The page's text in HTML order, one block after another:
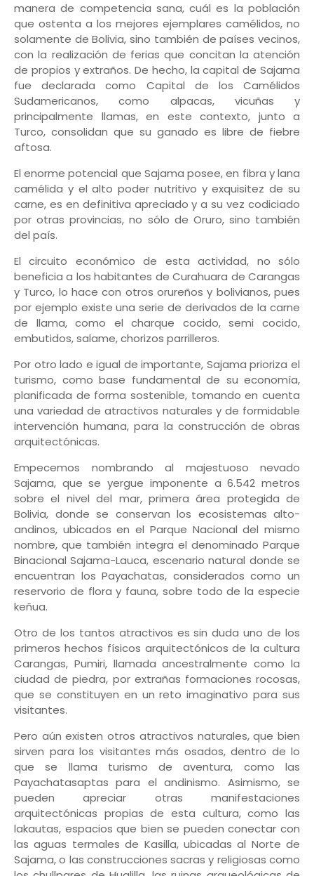
manera de competencia sana, cuál es la población
que ostenta a los mejores ejemplares camélidos, no
solamente de Bolivia, sino también de países vecinos,
con la realización de ferias que concitan la atención
de propios y extraños. De hecho, la capital de Sajama
fue declarada como Capital de los Camélidos
Sudamericanos, como alpacas, vicuñas y
principalmente llamas, en este contexto, junto a
Turco, consolidan que su ganado es libre de fiebre
aftosa.
El enorme potencial que Sajama posee, en fibra y lana
camélida y el alto poder nutritivo y exquisitez de su
carne, es en definitiva apreciado y a su vez codiciado
por otras provincias, no sólo de Oruro, sino también
del país.
El circuito económico de esta actividad, no sólo
beneficia a los habitantes de Curahuara de Carangas
y Turco, lo hace con otros orureños y bolivianos, pues
por ejemplo existe una serie de derivados de la carne
de llama, como el charque cocido, semi cocido,
embutidos, salame, chorizos parrilleros.
Por otro lado e igual de importante, Sajama prioriza el
turismo, como base fundamental de su economía,
planificada de forma sostenible, tomando en cuenta
una variedad de atractivos naturales y de formidable
intervención humana, para la construcción de obras
arquitectónicas.
Empecemos nombrando al majestuoso nevado
Sajama, que se yergue imponente a 6.542 metros
sobre el nivel del mar, primera área protegida de
Bolivia, donde se conservan los ecosistemas alto-
andinos, ubicados en el Parque Nacional del mismo
nombre, que también integra el denominado Parque
Binacional Sajama-Lauca, escenario natural donde se
encuentran los Payachatas, considerados como un
reservorio de flora y fauna, sobre todo de la especie
keñua.
Otro de los tantos atractivos es sin duda uno de los
primeros hechos físicos arquitectónicos de la cultura
Carangas, Pumiri, llamada ancestralmente como la
ciudad de piedra, por extrañas formaciones rocosas,
que se constituyen en un reto imaginativo para sus
visitantes.
Pero aún existen otros atractivos naturales, que bien
sirven para los visitantes más osados, dentro de lo
que se llama turismo de aventura, como las
Payachatasaptas para el andinismo. Asimismo, se
pueden apreciar otras manifestaciones
arquitectónicas propias de esta cultura, como las
lakautas, espacios que bien se pueden conectar con
las aguas termales de Kasilla, ubicadas al Norte de
Sajama, o las construcciones sacras y religiosas como